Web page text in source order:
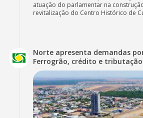
atuação do parlamentar na
revitalização do Centro Histórico de
Norte apresenta demandas
Ferrogrão, crédito e tributação